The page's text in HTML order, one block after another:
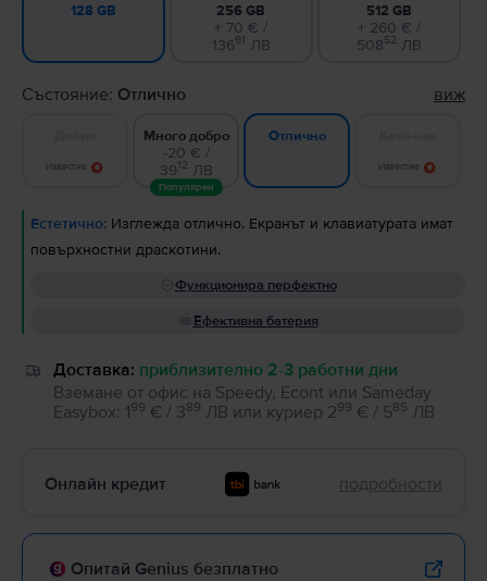
128 GB 256 GB
+ 70 € /
13691 ЛВ
512 GB
+ 260 € /
50852 ЛВ
Състояние: Отлично виж
Известие
Много добро
-20 € /
3912 ЛВ
Популярен
Отлично
Известие
Естетично: Изглежда отлично. Екранът и клавиатурата имат
повърхностни драскотини.
Функционира перфектно
Ефективна батерия
Доставка: приблизително 2-3 работни дни
Вземане от офис на Speedy, Econt или Sameday
Easybox: 199 € / 389 ЛВ или куриер 299 € / 585 ЛВ
Онлайн кредит подробности
Опитай Genius безплатно